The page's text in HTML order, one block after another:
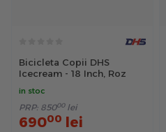
Bicicleta Copii DHS
Icecream - 18 Inch, Roz
in stoc
PRP: 85000 lei
69000 lei